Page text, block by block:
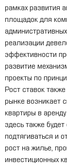
рамках развития
площадок для
реализации
эффективности
развитие
проекты по
Рост ставок
рынке возникает
квартиры в
здесь также
подтягиваться и
рост на жилье,
инвестиционных